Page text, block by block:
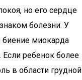
но его сердце
болезни. У
миокарда
ребенок более
в области грудной